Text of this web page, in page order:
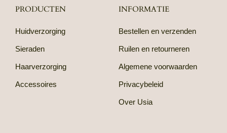
PRODUCTEN
Huidverzorging
Sieraden
Haarverzorging
Accessoires
INFORMATIE
Bestellen en verzenden
Ruilen en retourneren
Algemene voorwaarden
Privacybeleid
Over Usia